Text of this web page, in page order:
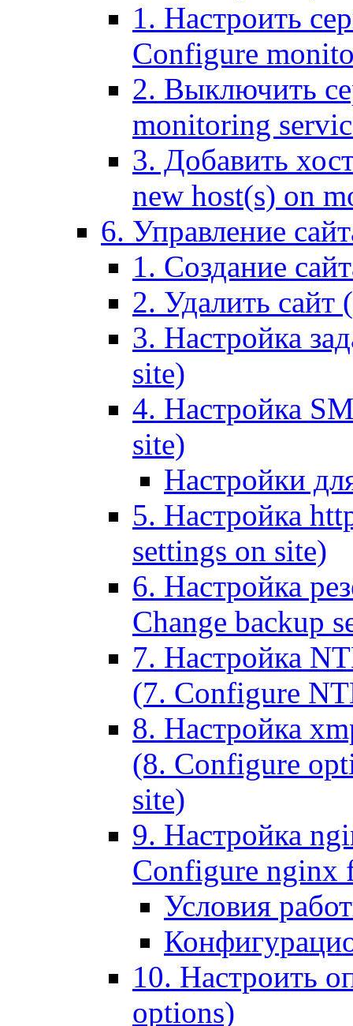
1. Настроить
Configure
2. Выключить
monitoring
3. Добавить
new host(s) on
6. Управление
1. Создание
2. Удалить сайт
3. Настройка
site)
4. Настройка
site)
Настройки
5. Настройка
settings on site)
6. Настройка
Change backup
7. Настройка
(7. Configure
8. Настройка
(8. Configure
site)
9. Настройка
Configure nginx
Условия
10. Настроить
options)